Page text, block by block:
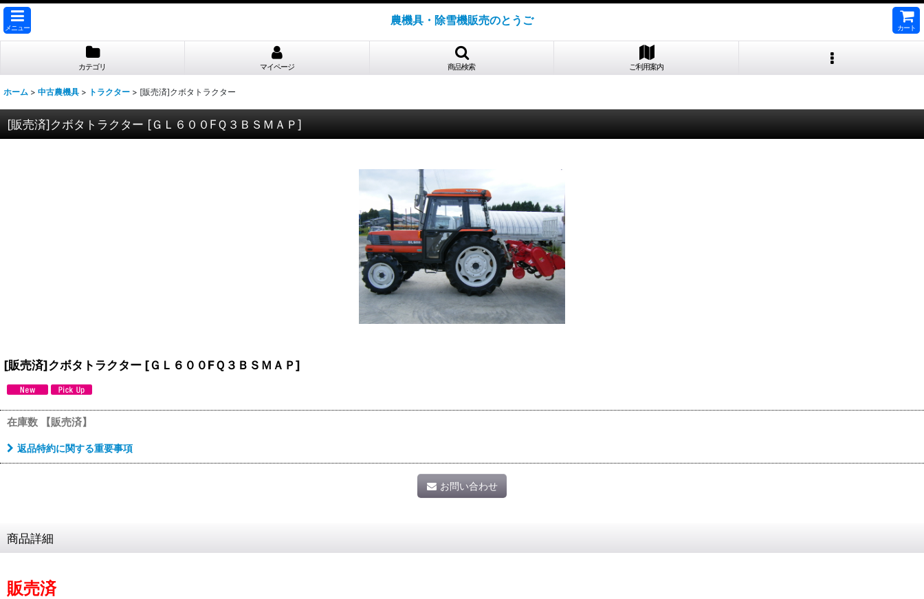
メニュー
農機具・除雪機販売のとうご
カート
カテゴリ マイページ 商品検索 ご利用案内
ホーム > 中古農機具 > トラクター > [販売済]クボタトラクター
[販売済]クボタトラクター [ＧＬ６００FＱ３ＢＳＭＡＰ]
[販売済]クボタトラクター [ＧＬ６００FＱ３ＢＳＭＡＰ]
在庫数 【販売済】
返品特約に関する重要事項
お問い合わせ
商品詳細
販売済